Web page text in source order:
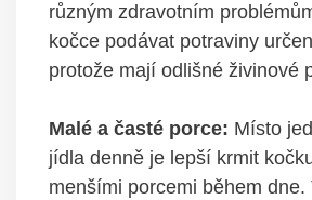
různým zdravotním
kočce podávat potraviny
protože mají odlišné živinové
Malé a časté porce: Místo
jídla denně je lepší krmit
menšími porcemi během dne.